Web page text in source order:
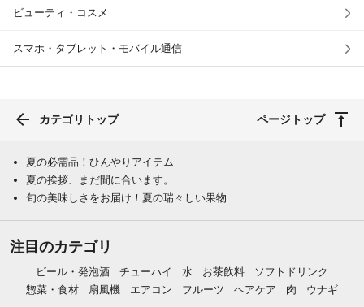
ビューティ・コスメ
スマホ・タブレット・モバイル通信
カテゴリトップ ページトップ
夏の必需品！ひんやりアイテム
夏の挨拶、まだ間に合います。
旬の美味しさをお届け！夏の瑞々しい果物
注目のカテゴリ
ビール・発泡酒 チューハイ 水 お茶飲料
ソフトドリンク
惣菜・食材
扇風機 エアコン フルーツ ヘアケア 肉 ウナギ